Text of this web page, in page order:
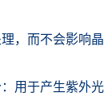
，而不会影响晶
用于产生紫外光